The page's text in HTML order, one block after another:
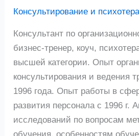
Консультирование и
Консультант по
бизнес-тренер, коуч,
высшей категории. Опыт
консультирования и ведения
1996 года. Опыт работы в
развития персонала с 1996 г.
исследований по вопросам
резюме)